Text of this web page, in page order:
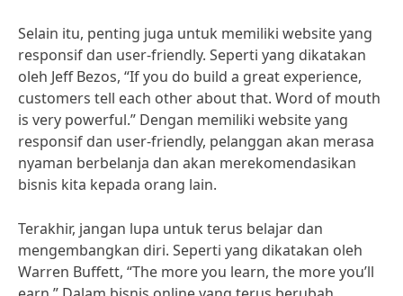
Selain itu, penting juga untuk memiliki website yang
responsif dan user-friendly. Seperti yang dikatakan
oleh Jeff Bezos, “If you do build a great experience,
customers tell each other about that. Word of mouth
is very powerful.” Dengan memiliki website yang
responsif dan user-friendly, pelanggan akan merasa
nyaman berbelanja dan akan merekomendasikan
bisnis kita kepada orang lain.
Terakhir, jangan lupa untuk terus belajar dan
mengembangkan diri. Seperti yang dikatakan oleh
Warren Buffett, “The more you learn, the more you’ll